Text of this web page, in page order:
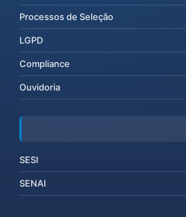
Processos de Seleção
LGPD
Compliance
Ouvidoria
SESI
SENAI